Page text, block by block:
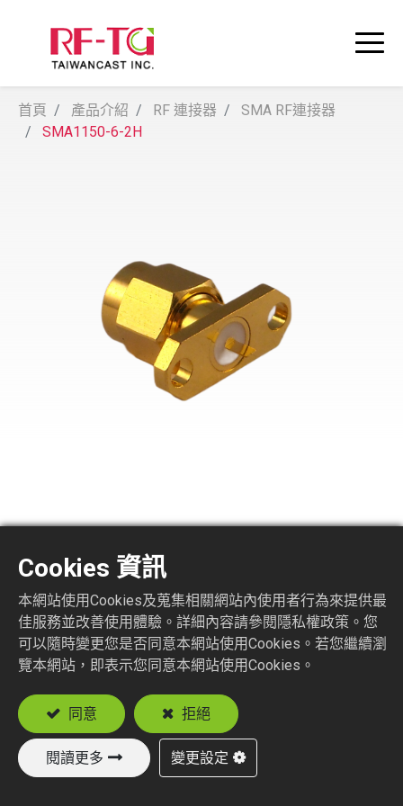
首頁 產品介紹 RF 連接器
SMA RF連接器
SMA1150-6-2H
SMA1150-6-2H
SMA STR. PLUG
2 HOLE PANEL FLANGE RECEPTACLE
加入詢價車
Cookies 資訊
本網站使用Cookies及蒐集相關網站內使用者行為來提供最
佳服務並改善使用體驗。詳細內容請參閱隱私權政策。您
可以隨時變更您是否同意本網站使用Cookies。若您繼續瀏
覽本網站，即表示您同意本網站使用Cookies。
同意 拒絕
閱讀更多 變更設定